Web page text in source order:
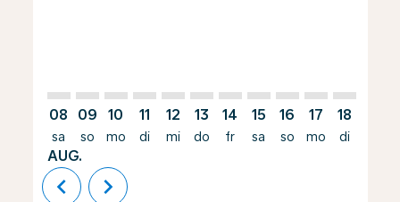
08
sa
AUG.
09
so
10
mo
11
di
12
mi
13
do
14
fr
15
sa
16
so
17
mo
18
di
chevron_left chevron_right